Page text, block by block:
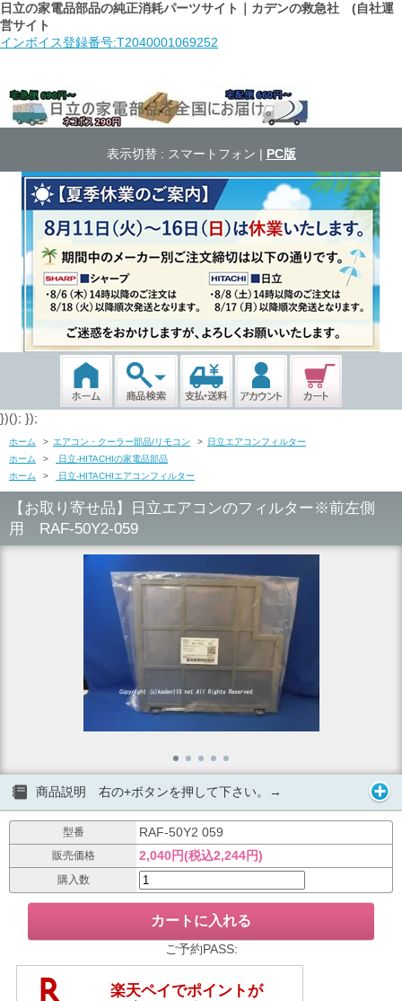
日立の家電品部品の純正消耗パーツサイト｜カデンの救急社 (自社運
営サイト
インボイス登録番号:T2040001069252
表示切替 : スマートフォン | PC版
})(); });
ホーム > エアコン・クーラー部品/リモコン > 日立エアコンフィルター
ホーム
>
日立-HITACHIの家電品部品
ホーム
> 日立-HITACHIエアコンフィルター
【お取り寄せ品】日立エアコンのフィルター※前左側
用 RAF-50Y2-059
商品説明 右の+ボタンを押して下さい。→
型番 RAF-50Y2 059
販売価格 2,040円(税込2,244円)
購入数
ご予約PASS: